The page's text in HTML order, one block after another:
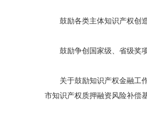
鼓励各类主体知识产权创造
鼓励争创国家级、省级奖项
关于鼓励知识产权金融工作
市知识产权质押融资风险补偿